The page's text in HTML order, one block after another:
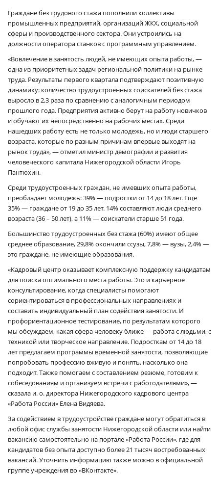
Граждане без трудового стажа пополнили коллективы
промышленных предприятий, организаций ЖКХ, социальной
сферы и производственного сектора. Они устроились на
должности оператора станков с программным управлением.
«Вовлечение в занятость людей, не имеющих опыта работы, —
одна из приоритетных задач региональной политики на рынке
труда. Результаты первого квартала подтверждают позитивную
динамику: количество трудоустроенных соискателей без стажа
выросло в 2,3 раза по сравнению с аналогичным периодом
прошлого года. Предприятия активно берут на работу новичков
и обучают их непосредственно на рабочих местах. Среди
нашедших работу есть не только молодежь, но и люди старшего
возраста, которые по разным причинам впервые выходят на
рынок труда», — отметил министр демографии и развития
человеческого капитала Нижегородской области Игорь
Пантюхин.
Среди трудоустроенных граждан, не имевших опыта работы,
преобладает молодежь: 39% — подростки от 14 до 18 лет. Еще
35% — граждане от 19 до 35 лет. 14% составляют люди среднего
возраста (36 – 50 лет), а 11% — соискатели старше 51 года.
Большинство трудоустроенных без стажа (60%) имеют общее
среднее образование, 29,8% окончили ссузы, 7,8% — вузы, 2,4% —
это граждане, не имеющие образования.
«Кадровый центр оказывает комплексную поддержку кандидатам
для поиска оптимального места работы. Это и карьерное
консультирование, когда специалисты помогают
сориентироваться в профессиональных направлениях и
составить индивидуальный план содействия занятости. И
профориентационное тестирование, по результатам которого
мы обсуждаем, какая сфера человеку ближе — работа с людьми, с
техникой или творческое направление. Подросткам от 14 до 18
лет предлагаем программы временной занятости, позволяющие
попробовать профессию вживую и понять, насколько она
подходит. Также помогаем с составлением резюме, готовим к
собеседованиям и организуем встречи с работодателями», —
сказала и. о. директора Нижегородского кадрового центра
«Работа России» Елена Видяева.
За содействием в трудоустройстве граждане могут обратиться в
любой офис службы занятости Нижегородской области или найти
вакансию самостоятельно на портале «Работа России», где для
кандидатов без опыта доступно более 21 тысяч востребованных
вакансий. Уточнить информацию также можно в официальной
группе учреждения во «ВКонтакте».